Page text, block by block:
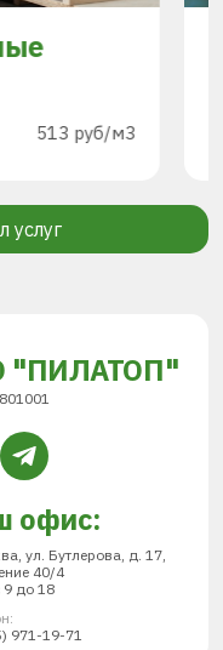
513 руб/м3
услуг
"ПИЛАТОП"
офис:
ул. Бутлерова, д. 17,
40/4
9 до 18
971-19-71